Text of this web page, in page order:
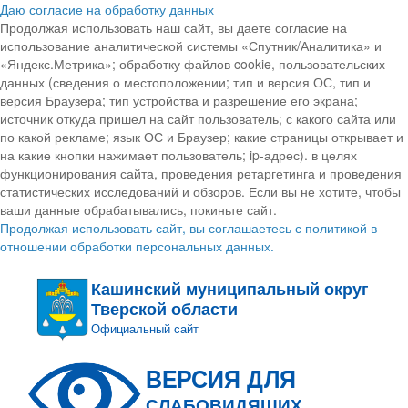
Даю согласие на обработку данных
Продолжая использовать наш сайт, вы даете согласие на
использование аналитической системы «Спутник/Аналитика» и
«Яндекс.Метрика»; обработку файлов cookie, пользовательских
данных (сведения о местоположении; тип и версия ОС, тип и
версия Браузера; тип устройства и разрешение его экрана;
источник откуда пришел на сайт пользователь; с какого сайта или
по какой рекламе; язык ОС и Браузер; какие страницы открывает и
на какие кнопки нажимает пользователь; ip-адрес). в целях
функционирования сайта, проведения ретаргетинга и проведения
статистических исследований и обзоров. Если вы не хотите, чтобы
ваши данные обрабатывались, покиньте сайт.
Продолжая использовать сайт, вы соглашаетесь с политикой в
отношении обработки персональных данных.